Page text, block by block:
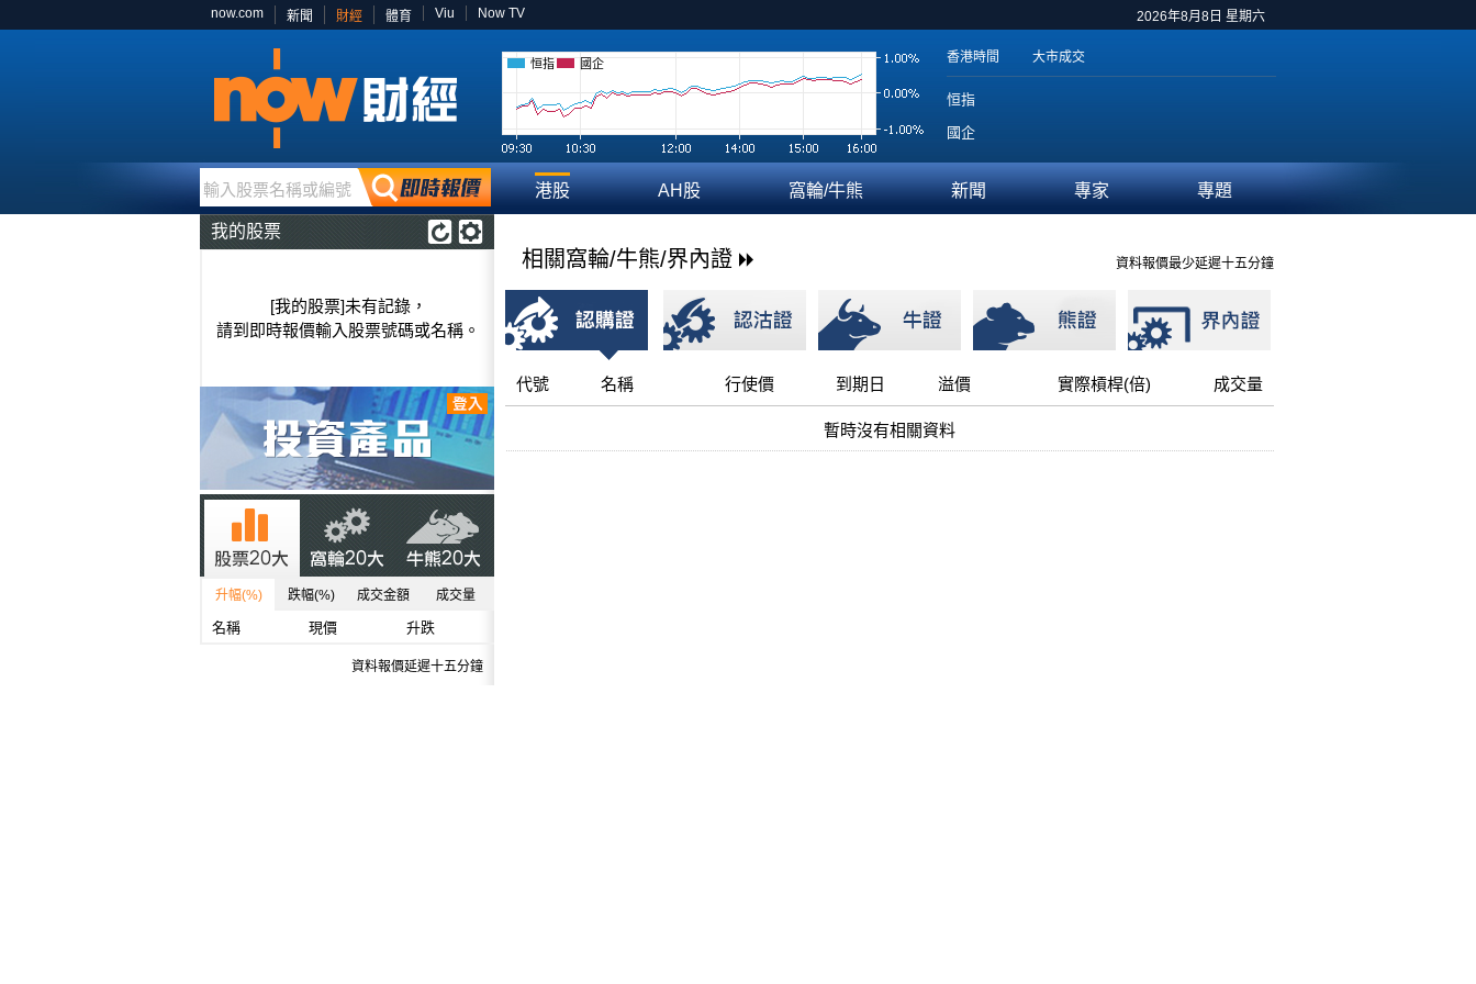
2026年8月8日 星期六
now.com 新聞 財經 體育 Viu Now TV
恒指 國企 香港時間 大市成交
恒指
國企
輸入股票名稱或編號 港股 AH股 窩輪/牛熊 新聞 專家 專題
我的股票
[我的股票]未有記錄，
請到即時報價輸入股票號碼或名稱。
升幅(%) 跌幅(%) 成交金額 成交量
名稱 現價 升跌
資料報價延遲十五分鐘
資料報價最少延遲十五分鐘
相關窩輪/牛熊/界內證
代號 名稱 行使價 到期日 溢價 實際槓桿(倍) 成交量
暫時沒有相關資料